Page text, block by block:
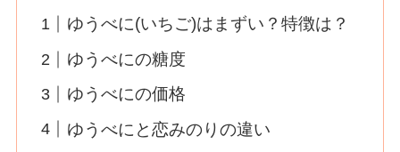
ゆうべに(いちご)はまずい？特徴は？
ゆうべにの糖度
ゆうべにの価格
ゆうべにと恋みのりの違い